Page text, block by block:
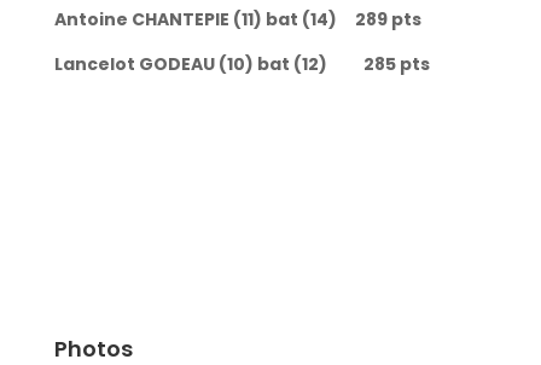
Antoine CHANTEPIE (11) bat (14) 289 pts
Lancelot GODEAU (10) bat (12) 285 pts
Photos